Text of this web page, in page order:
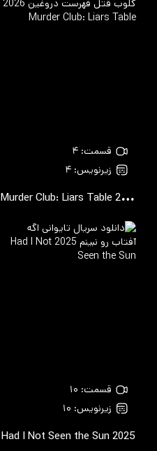
قسمت: ۴
زیرنویس: ۴
Murder Club: Liars Table 2026
2026
قسمت: ۱۰
زیرنویس: ۱۰
Had I Not Seen the Sun2025